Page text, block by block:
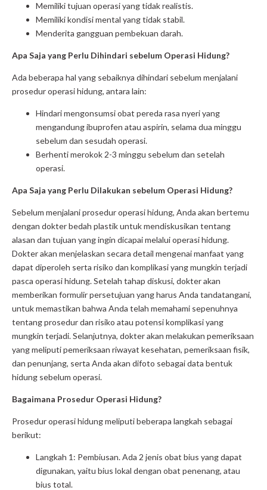
Memiliki tujuan operasi yang tidak realistis.
Memiliki kondisi mental yang tidak stabil.
Menderita gangguan pembekuan darah.
Apa Saja yang Perlu Dihindari sebelum Operasi Hidung?
Ada beberapa hal yang sebaiknya dihindari sebelum menjalani
prosedur operasi hidung, antara lain:
Hindari mengonsumsi obat pereda rasa nyeri yang
mengandung ibuprofen atau aspirin, selama dua minggu
sebelum dan sesudah operasi.
Berhenti merokok 2-3 minggu sebelum dan setelah
operasi.
Apa Saja yang Perlu Dilakukan sebelum Operasi Hidung?
Sebelum menjalani prosedur operasi hidung, Anda akan bertemu
dengan dokter bedah plastik untuk mendiskusikan tentang
alasan dan tujuan yang ingin dicapai melalui operasi hidung.
Dokter akan menjelaskan secara detail mengenai manfaat yang
dapat diperoleh serta risiko dan komplikasi yang mungkin terjadi
pasca operasi hidung. Setelah tahap diskusi, dokter akan
memberikan formulir persetujuan yang harus Anda tandatangani,
untuk memastikan bahwa Anda telah memahami sepenuhnya
tentang prosedur dan risiko atau potensi komplikasi yang
mungkin terjadi. Selanjutnya, dokter akan melakukan pemeriksaan
yang meliputi pemeriksaan riwayat kesehatan, pemeriksaan fisik,
dan penunjang, serta Anda akan difoto sebagai data bentuk
hidung sebelum operasi.
Bagaimana Prosedur Operasi Hidung?
Prosedur operasi hidung meliputi beberapa langkah sebagai
berikut:
Langkah 1: Pembiusan. Ada 2 jenis obat bius yang dapat
digunakan, yaitu bius lokal dengan obat penenang, atau
bius total.